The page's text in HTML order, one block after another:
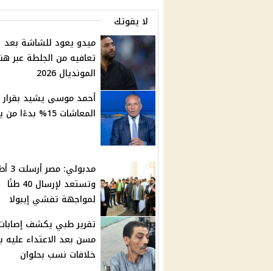
لا يفوتك
ميدو يعود للشاشة بعد
تعافيه من الجلطة عبر
المونديال 2026
أحمد موسى يشيد بقرار
المعاشات 15% بدءًا من يوليو
وتستعد لإرسال 40 طنًا
لمواجهة تفشي إيبولا
تقرير طبي يكشف
مسن بعد الاعتداء
خلافات نسب بحلوان